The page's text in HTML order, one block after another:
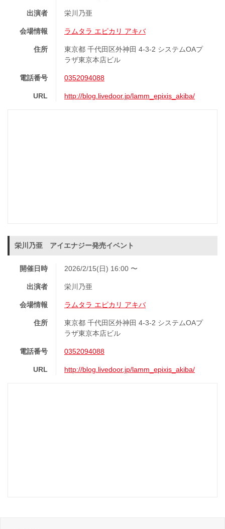
出演者 栄川乃亜
会場情報 ラムタラ エピカリ アキバ
住所
東京都 千代田区外神田 4-3-2 システムOAプ
ラザ東京本店ビル
電話番号 0352094088
URL http://blog.livedoor.jp/lamm_epixis_akiba/
栄川乃亜 アイエナジー発売イベント
開催日時 2026/2/15(日) 16:00 〜
出演者 栄川乃亜
会場情報 ラムタラ エピカリ アキバ
住所
東京都 千代田区外神田 4-3-2 システムOAプ
ラザ東京本店ビル
電話番号 0352094088
URL http://blog.livedoor.jp/lamm_epixis_akiba/